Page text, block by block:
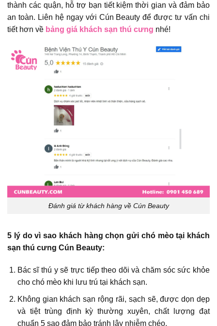
thành các quận, hỗ trợ bạn tiết kiệm thời gian và đảm bảo
an toàn. Liên hệ ngay với Cún Beauty để được tư vấn chi
tiết hơn về bảng giá khách sạn thú cưng nhé!
Đánh giá từ khách hàng về Cún Beauty
5 lý do vì sao khách hàng chọn gửi chó mèo tại khách
sạn thú cưng Cún Beauty:
Bác sĩ thú y sẽ trực tiếp theo dõi và chăm sóc sức khỏe
cho chó mèo khi lưu trú tại khách sạn.
Không gian khách sạn rộng rãi, sạch sẽ, được dọn dẹp
và tiệt trùng định kỳ thường xuyên, chất lượng đạt
chuẩn 5 sao đảm bảo tránh lây nhiễm chéo.